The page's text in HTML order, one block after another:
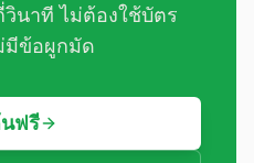
นาที ไม่ต้องใช้บัตร
มีข้อผูกมัด
ฟรี